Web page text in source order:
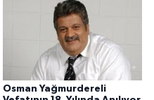
Osman Yağmurdereli